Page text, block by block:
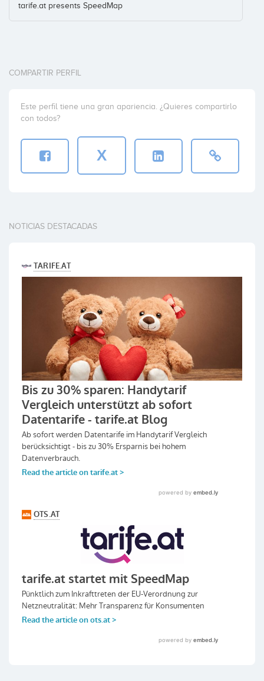
tarife.at presents SpeedMap
COMPARTIR PERFIL
Este perfil tiene una gran apariencia. ¿Quieres compartirlo
con todos?
X
NOTICIAS DESTACADAS